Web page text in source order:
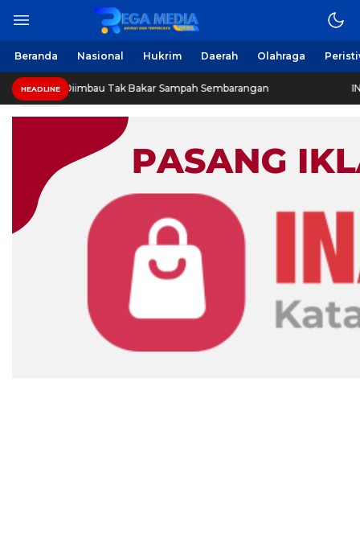
Beranda Nasional Hukrim Daerah Olahraga
HEADLINE
Tak Bakar Sampah Sembarangan INVESTIGASI: